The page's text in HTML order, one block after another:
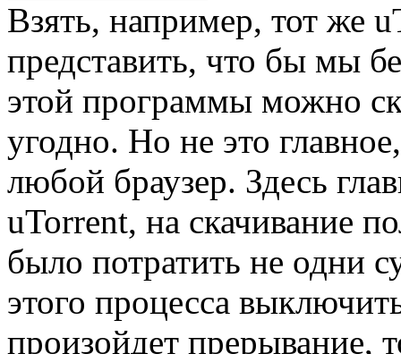
Взять, например, тот же
представить, что бы мы
этой программы можно
угодно. Но не это
любой браузер. Здесь
uTorrent, на скачивание
было потратить не одни
этого процесса
произойдет прерывание,